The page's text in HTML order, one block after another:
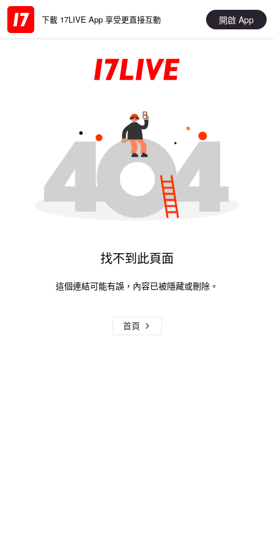
下載 17LIVE App 享受更直接互動 開啟 App
找不到此頁面
這個連結可能有誤，內容已被隱藏或刪除。
首頁